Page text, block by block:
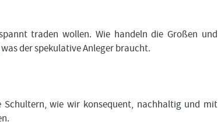
traden wollen. Wie handeln die Großen und
der spekulative Anleger braucht.
wie wir konsequent, nachhaltig und mit